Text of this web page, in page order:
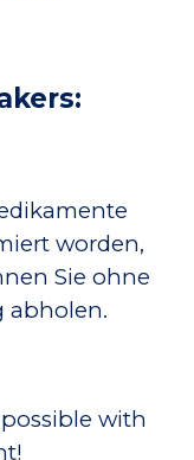
worden,
Sie ohne
abholen.
with
!